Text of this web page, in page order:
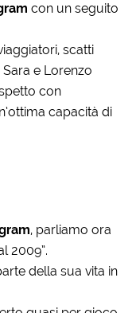
con un seguito
scatti
e Lorenzo
con
capacità di
, parliamo ora
2009”.
della sua vita in